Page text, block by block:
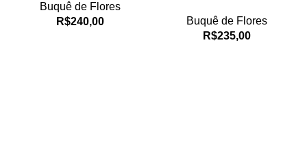
Buquê de Flores
R$240,00
Buquê de Flores
R$235,00